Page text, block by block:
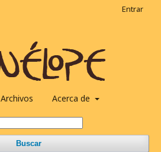
Archivos Acerca de
Buscar
Entrar